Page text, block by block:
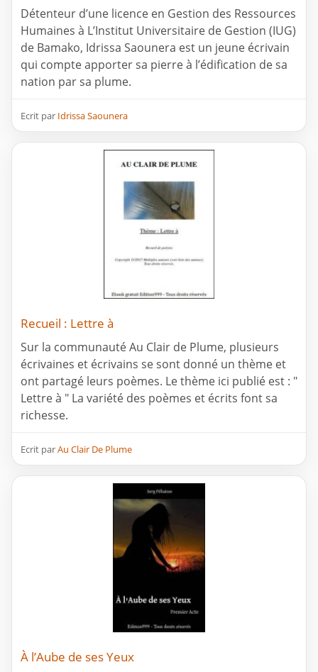
Détenteur d’une licence en Gestion des Ressources
Humaines à L’Institut Universitaire de Gestion (IUG)
de Bamako, Idrissa Saounera est un jeune écrivain
qui compte apporter sa pierre à l’édification de sa
nation par sa plume.
Ecrit par Idrissa Saounera
Recueil : Lettre à
Sur la communauté Au Clair de Plume, plusieurs
écrivaines et écrivains se sont donné un thème et
ont partagé leurs poèmes. Le thème ici publié est : "
Lettre à " La variété des poèmes et écrits font sa
richesse.
Ecrit parAu Clair De Plume
À l’Aube de ses Yeux